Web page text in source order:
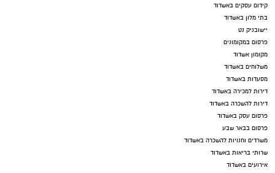
קידום עסקים באשדוד
בתי מלון באשדוד
יישובניק נט
פרסום במקומונים
מקומון אשדוד
משלוחים באשדוד
מסעדות באשדוד
דירות למכירה באשדוד
דירות להשכרה באשדוד
פרסום עסק באשדוד
פרסום בבאר שבע
משרדים וחנויות להשכרה באשדוד
שרותי בריאות באשדוד
אירועים באשדוד